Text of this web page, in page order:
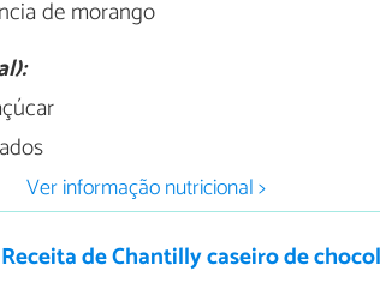
de morango
Ver informação nutricional >
Receita de Chantilly caseiro de